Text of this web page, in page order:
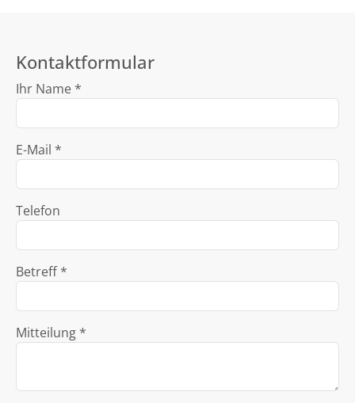
Kontaktformular
Ihr Name *
E-Mail *
Telefon
Betreff *
Mitteilung *